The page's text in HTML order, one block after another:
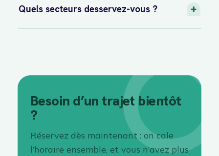
Quels secteurs desservez-vous ?
Besoin d’un trajet bientôt
?
Réservez dès maintenant : on cale
l’horaire ensemble, et vous n’avez plus